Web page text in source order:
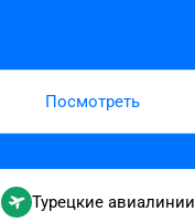
Посмотреть
Турецкие авиалинии